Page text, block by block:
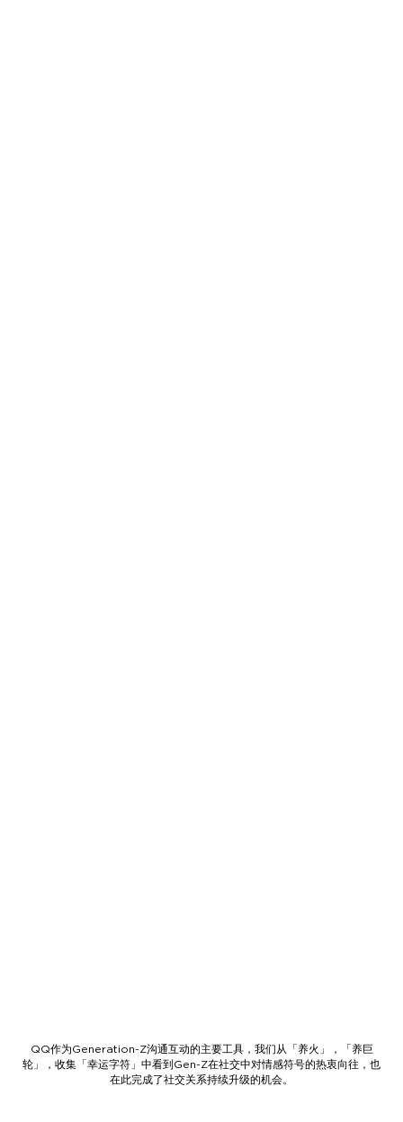
QQ作为Generation-Z沟通互动的主要工具，我们从「养火」，「养巨
轮」，收集「幸运字符」中看到Gen-Z在社交中对情感符号的热衷向往，也
在此完成了社交关系持续升级的机会。